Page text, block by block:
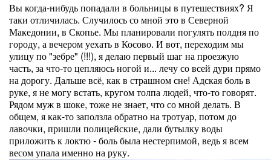
Вы когда-нибудь попадали в больницы в путешествиях? Я
таки отличилась. Случилось со мной это в Северной
Македонии, в Скопье. Мы планировали погулять полдня по
городу, а вечером уехать в Косово. И вот, переходим мы
улицу по "зебре" (!!!), я делаю первый шаг на проезжую
часть, за что-то цепляюсь ногой и... лечу со всей дури прямо
на дорогу. Дальше всё, как в страшном сне! Адская боль в
руке, я не могу встать, кругом толпа людей, что-то говорят.
Рядом муж в шоке, тоже не знает, что со мной делать. В
общем, я как-то заползла обратно на тротуар, потом до
лавочки, пришли полицейские, дали бутылку воды
приложить к локтю - боль была нестерпимой, ведь я всем
весом упала именно на руку.